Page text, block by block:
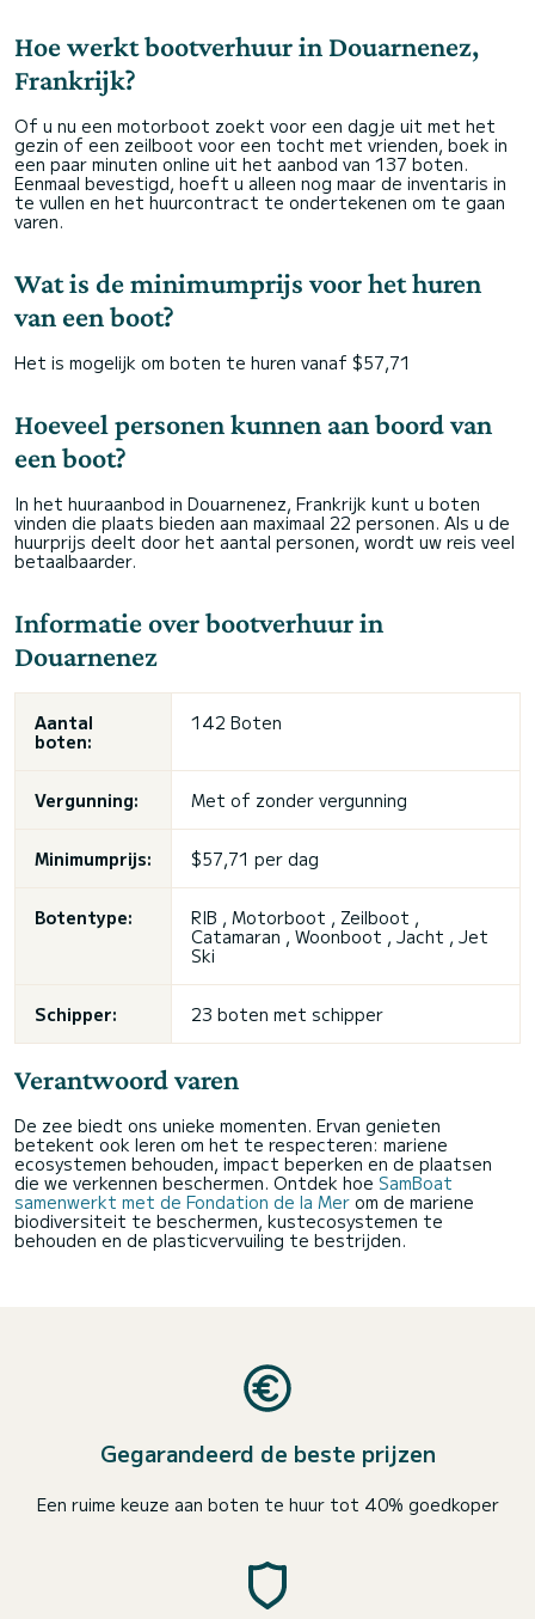
Hoe werkt bootverhuur in Douarnenez,
Frankrijk?
Of u nu een motorboot zoekt voor een dagje uit met het
gezin of een zeilboot voor een tocht met vrienden, boek in
een paar minuten online uit het aanbod van 137 boten.
Eenmaal bevestigd, hoeft u alleen nog maar de inventaris in
te vullen en het huurcontract te ondertekenen om te gaan
varen.
Wat is de minimumprijs voor het huren
van een boot?
Het is mogelijk om boten te huren vanaf $57,71
Hoeveel personen kunnen aan boord van
een boot?
In het huuraanbod in Douarnenez, Frankrijk kunt u boten
vinden die plaats bieden aan maximaal 22 personen. Als u de
huurprijs deelt door het aantal personen, wordt uw reis veel
betaalbaarder.
Informatie over bootverhuur in
Douarnenez
Aantal
boten:
142 Boten
Vergunning: Met of zonder vergunning
Minimumprijs: $57,71 per dag
Botentype:
RIB , Motorboot , Zeilboot ,
Catamaran , Woonboot , Jacht , Jet
Ski
Schipper: 23 boten met schipper
Verantwoord varen
De zee biedt ons unieke momenten. Ervan genieten
betekent ook leren om het te respecteren: mariene
ecosystemen behouden, impact beperken en de plaatsen
die we verkennen beschermen. Ontdek hoe SamBoat
samenwerkt met de Fondation de la Mer om de mariene
biodiversiteit te beschermen, kustecosystemen te
behouden en de plasticvervuiling te bestrijden.
Gegarandeerd de beste prijzen
Een ruime keuze aan boten te huur tot 40% goedkoper